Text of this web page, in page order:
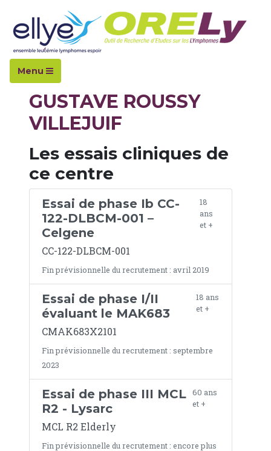
Menu
Accueil
GUSTAVE ROUSSY
VILLEJUIF
Les essais cliniques de
ce centre
Essai de phase Ib CC-
122-DLBCM-001 –
Celgene
18
ans
et +
CC-122-DLBCM-001
Fin prévisionnelle du recrutement : avril 2019
Essai de phase I/II
évaluant le MAK683
18 ans
et +
CMAK683X2101
Fin prévisionnelle du recrutement : septembre
2023
Essai de phase III MCL
R2 - Lysarc
60 ans
et +
MCL R2 Elderly
Fin prévisionnelle du recrutement : encore plus